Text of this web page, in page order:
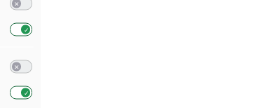
zu Entwicklung und Verbesserung der Angebote